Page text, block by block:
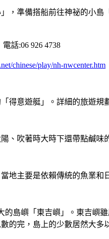
，準備搭船前往神祕的小
電話:06 926 4738
chinese/play/nh-nwcenter.htm
得意遊艇」。詳細的旅遊規
、吹著時大時下還帶點鹹
地主要是依賴傳統的魚業
的島嶼「東吉嶼」。東吉嶼
的完，島上的少數居然大多